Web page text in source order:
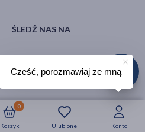
Nowości Krótkie daty
Ulubione
Koszyk
0
Konto
ŚLEDŹ NAS NA
Cześć, porozmawiaj ze mną